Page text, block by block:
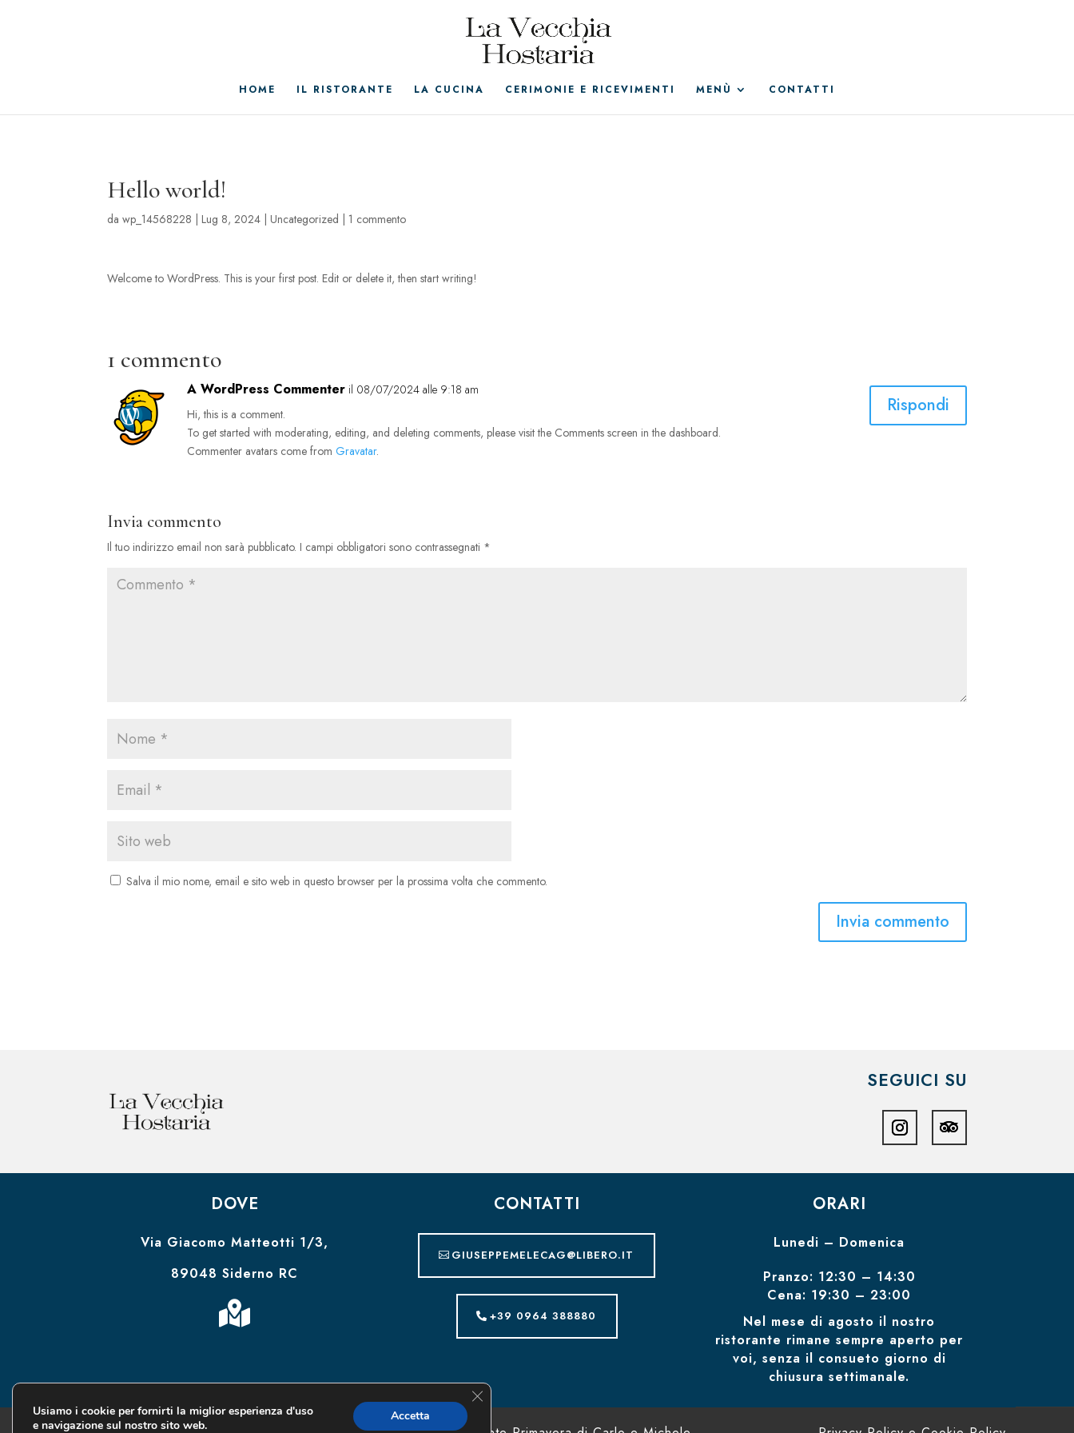
HOME IL RISTORANTE LA CUCINA CERIMONIE E RICEVIMENTI MENÙ CONTATTI
Hello world!
dawp_14568228 |Lug 8, 2024 |Uncategorized 1 commento
Welcome to WordPress. This is your first post. Edit or delete it, then start writing!
1 commento
A WordPress Commenter il 08/07/2024 alle 9:18 am
Hi, this is a comment.
To get started with moderating, editing, and deleting comments, please visit the Comments screen in the dashboard.
Commenter avatars come from Gravatar.
Rispondi
Invia commento
Il tuo indirizzo email non sarà pubblicato. I campi obbligatori sono contrassegnati *
Salva il mio nome, email e sito web in questo browser per la prossima volta che commento.
SEGUICI SU
DOVE
Via Giacomo Matteotti 1/3,
89048 Siderno RC

CONTATTI
GIUSEPPEMELECAG@LIBERO.IT
+39 0964 388880
ORARI
Lunedi – Domenica
Pranzo: 12:30 – 14:30
Cena: 19:30 –23:00
Nel mese di agosto il nostro
ristorante rimane sempre aperto per
voi, senza il consueto giorno di
chiusura settimanale.
Usiamo i cookie per fornirti la miglior esperienza d'uso
e navigazione sul nostro sito web.
Accetta
Close GDPR Cookie Banner